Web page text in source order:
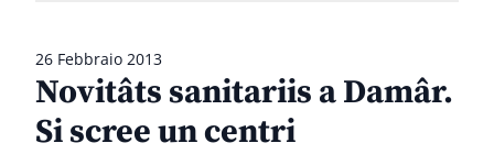
26 Febbraio 2013
Novitâts sanitariis a Damâr.
Si scree un centri